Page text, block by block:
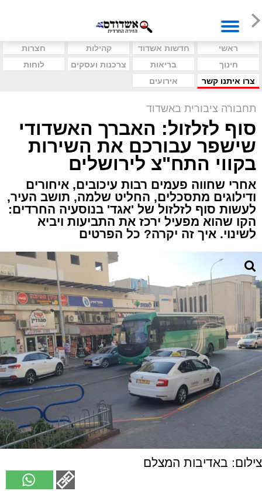
ראשי חדשות אשדוד קהילות
חצרות
חינוך
בריאות צרכנות ועסקים
לוחות
צרו איתנו קשר
אירועים
תחבורה ציבורית באשדוד
סוף לזלזול: האברך האשדודי
שישפר עבורכם את השירות
בקווי התח"צ לירושלים
אחרי שחווה פעמים רבות עיכובים, איחורים
ודילוגים מתסכלים, החליט שלמה, תושב העיר,
לעשות סוף לזלזול של 'אגד' בנוסעיה החרדים:
הקו שהוא מפעיל ירכז את התביעות ויביא
לשינוי. איך זה יקרה? כל הפרטים
צילום: באדיבות המצלם